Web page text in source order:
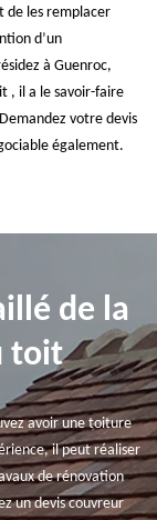
de les remplacer
d’un
à Guenroc,
, il a le savoir-faire
votre devis
également.
de la
toit
avoir une toiture
il peut réaliser
de rénovation
un devis couvreur